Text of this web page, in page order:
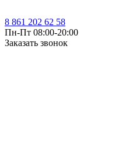
8 861 202 62 58
Пн-Пт 08:00-20:00
Заказать звонок